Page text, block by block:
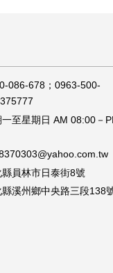
086-678；0963-500-
至星期日 AM 08:00－
員林市日泰街8號
溪州鄉中央路三段138